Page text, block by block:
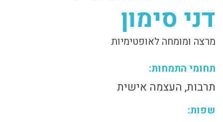
דני סימון
מרצה ומומחה לאופטימיות
תחומי התמחות:
תרבות, העצמה אישית
שפות: